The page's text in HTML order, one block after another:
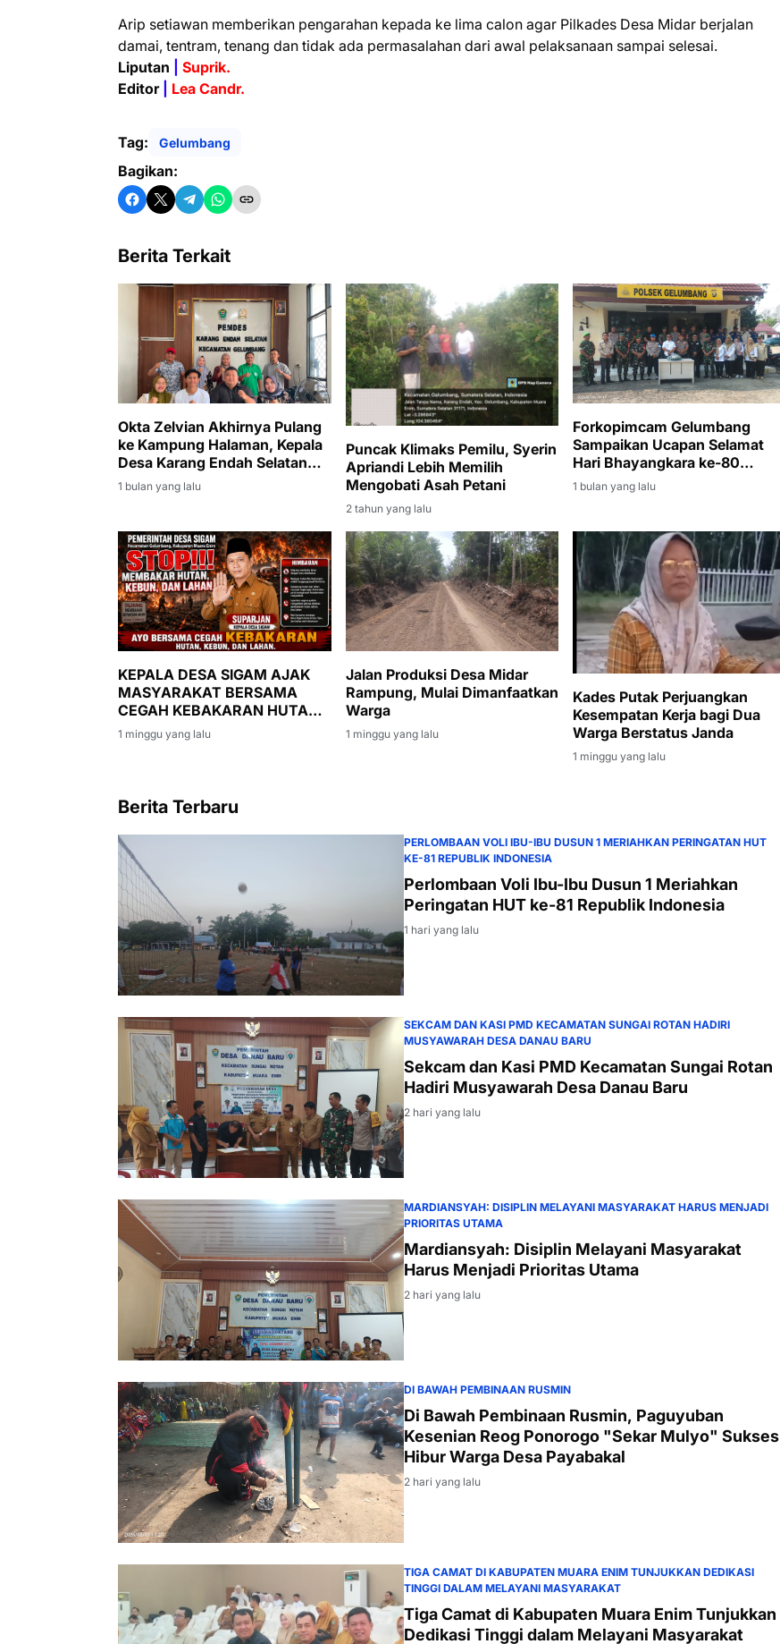
Arip setiawan memberikan pengarahan kepada ke lima calon agar Pilkades Desa Midar berjalan
damai, tentram, tenang dan tidak ada permasalahan dari awal pelaksanaan sampai selesai.
Liputan
Suprik.
Editor
Lea Candr.
Tag: Gelumbang
Bagikan:
Berita Terkait
Okta Zelvian Akhirnya Pulang
ke Kampung Halaman, Kepala
Desa Karang Endah Selatan
Sampaikan Apresiasi
1 bulan yang lalu
Puncak Klimaks Pemilu, Syerin
Apriandi Lebih Memilih
Mengobati Asah Petani
2 tahun yang lalu
Forkopimcam Gelumbang
Sampaikan Ucapan Selamat
Hari Bhayangkara ke-80
kepada Jajaran Polsek
Gelumbang
1 bulan yang lalu
KEPALA DESA SIGAM AJAK
MASYARAKAT BERSAMA
CEGAH KEBAKARAN HUTAN,
KEBUN, DAN LAHAN
1 minggu yang lalu
Jalan Produksi Desa Midar
Rampung, Mulai Dimanfaatkan
Warga
1 minggu yang lalu
Kades Putak Perjuangkan
Kesempatan Kerja bagi Dua
Warga Berstatus Janda
1 minggu yang lalu
Berita Terbaru
PERLOMBAAN VOLI IBU-IBU DUSUN 1 MERIAHKAN PERINGATAN HUT
KE-81 REPUBLIK INDONESIA
Perlombaan Voli Ibu-Ibu Dusun 1 Meriahkan
Peringatan HUT ke-81 Republik Indonesia
1 hari yang lalu
SEKCAM DAN KASI PMD KECAMATAN SUNGAI ROTAN HADIRI
MUSYAWARAH DESA DANAU BARU
Sekcam dan Kasi PMD Kecamatan Sungai Rotan
Hadiri Musyawarah Desa Danau Baru
2 hari yang lalu
MARDIANSYAH: DISIPLIN MELAYANI MASYARAKAT HARUS MENJADI
PRIORITAS UTAMA
Mardiansyah: Disiplin Melayani Masyarakat
Harus Menjadi Prioritas Utama
2 hari yang lalu
DI BAWAH PEMBINAAN RUSMIN
Di Bawah Pembinaan Rusmin, Paguyuban
Kesenian Reog Ponorogo "Sekar Mulyo" Sukses
Hibur Warga Desa Payabakal
2 hari yang lalu
TIGA CAMAT DI KABUPATEN MUARA ENIM TUNJUKKAN DEDIKASI
TINGGI DALAM MELAYANI MASYARAKAT
Tiga Camat di Kabupaten Muara Enim Tunjukkan
Dedikasi Tinggi dalam Melayani Masyarakat